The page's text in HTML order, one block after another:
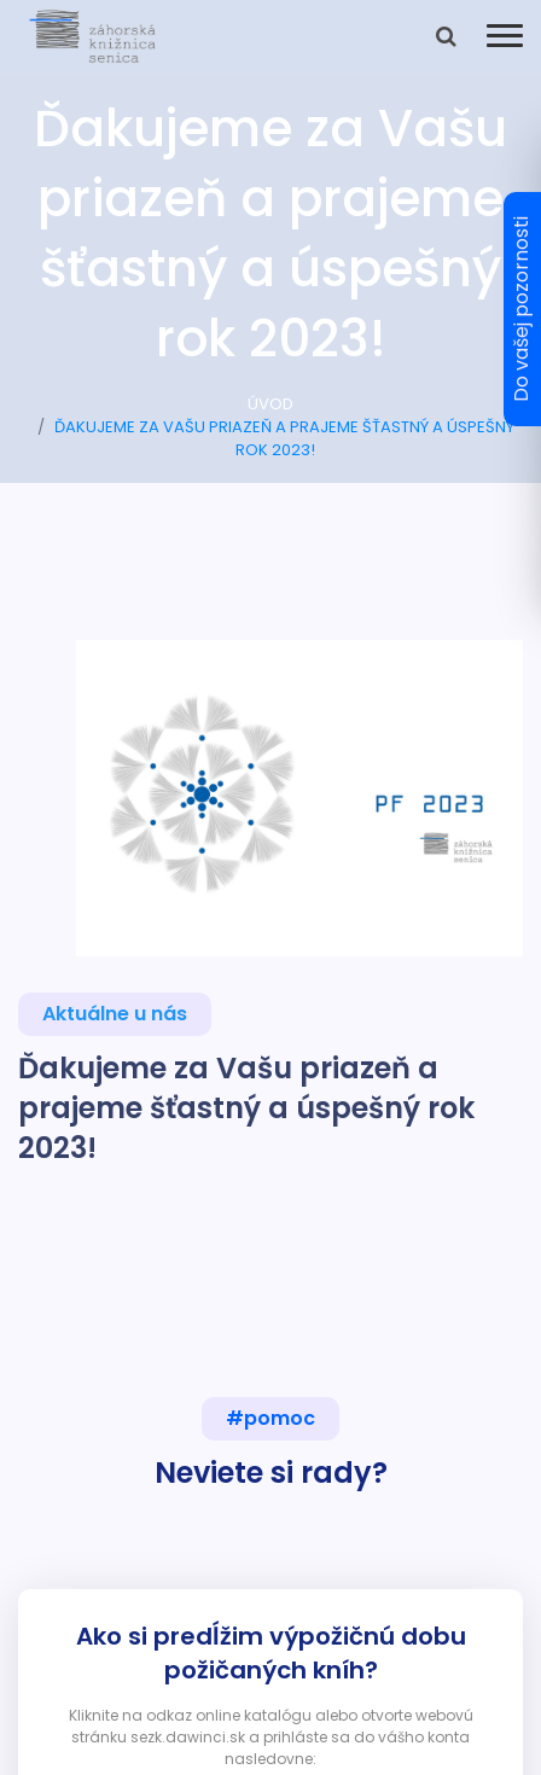
Ďakujeme za Vašu
priazeň a prajeme
šťastný a úspešný
rok 2023!
ÚVOD
ĎAKUJEME ZA VAŠU PRIAZEŇ A PRAJEME ŠŤASTNÝ A ÚSPEŠNÝ
ROK 2023!
Aktuálne u nás
Ďakujeme za Vašu priazeň a
prajeme šťastný a úspešný rok
2023!
#pomoc
Neviete si rady?
Ako si predĺžim výpožičnú dobu
požičaných kníh?
Kliknite na odkaz online katalógu alebo otvorte webovú
stránku sezk.dawinci.sk a prihláste sa do vášho konta
nasledovne: